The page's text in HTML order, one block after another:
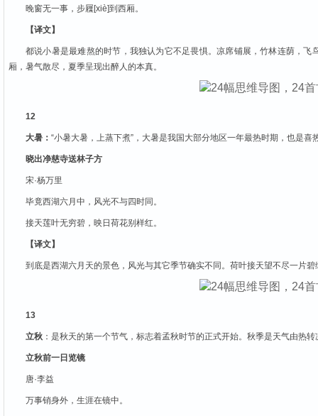
晚窗无一事，步屧[xiè]到西厢。
【译文】
都说小暑是最难熬的时节，我独认为它不足畏惧。凉席铺展，竹林连荫，
厢，暑气散尽，夏季呈现出醉人的本真。
12
大暑： “小暑大暑，上蒸下煮”，大暑是我国大部分地区一年最热时期，也是喜
晓出净慈寺送林子方
宋·杨万里
毕竟西湖六月中，风光不与四时同。
接天莲叶无穷碧，映日荷花别样红。
【译文】
到底是西湖六月天的景色，风光与其它季节确实不同。荷叶接天望不尽一片
13
立秋 ：是秋天的第一个节气，标志着孟秋时节的正式开始。秋季是天气由热
立秋前一日览镜
唐·李益
万事销身外，生涯在镜中。